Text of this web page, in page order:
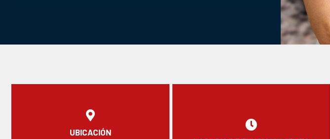
UBICACIÓN